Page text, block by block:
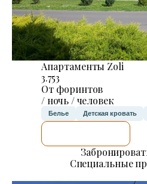
Апартаменты Zoli
3.753
От форинтов
/ ночь / человек
Белье Детская кровать
Специальные